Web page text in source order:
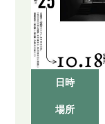
日時
場所